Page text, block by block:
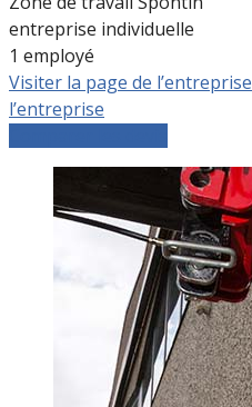
entreprise individuelle
1 employé
Visiter la page de l’entreprise
l’entreprise